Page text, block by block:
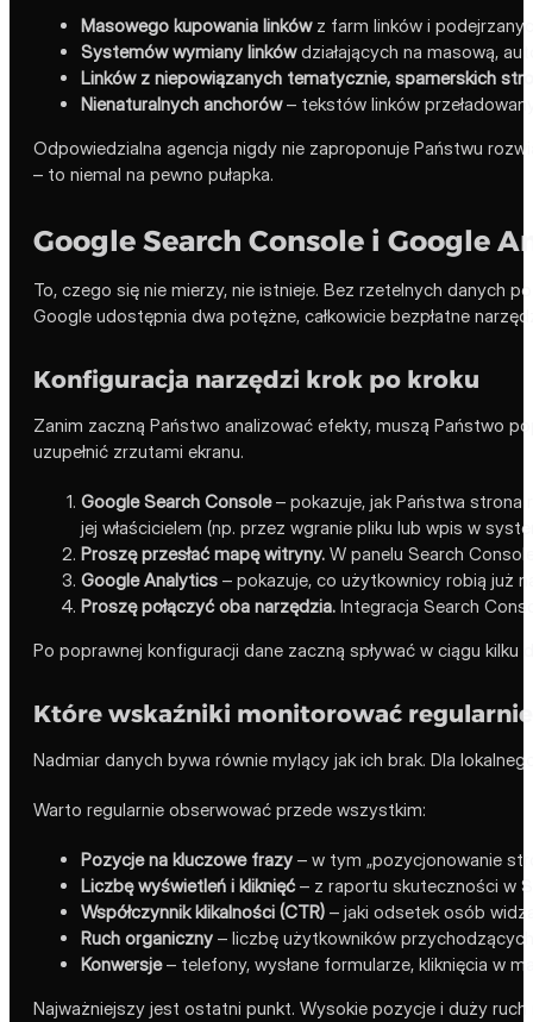
Masowego kupowania linkówz farm linków i
Systemów wymiany linkówdziałających na masową,
Linków z niepowiązanych tematycznie, spamerskich
Nienaturalnych anchorów– tekstów linków
Odpowiedzialna agencja nigdy nie zaproponuje Państwu
– to niemal na pewno pułapka.
Google Search Console i Google
To, czego się nie mierzy, nie istnieje. Bez rzetelnych danych
Google udostępnia dwa potężne, całkowicie bezpłatne
Konfiguracja narzędzi krok po kroku
Zanim zaczną Państwo analizować efekty, muszą Państwo
uzupełnić zrzutami ekranu.
Google Search Console– pokazuje, jak Państwa strona
jej właścicielem (np. przez wgranie pliku lub wpis w
Proszę przesłać mapę witryny. W panelu Search
Google Analytics – pokazuje, co użytkownicy robią już
Proszę połączyć oba narzędzia. Integracja Search
Po poprawnej konfiguracji dane zaczną spływać w ciągu
Które wskaźniki monitorować regularnie
Nadmiar danych bywa równie mylący jak ich brak. Dla
Warto regularnie obserwować przede wszystkim:
Pozycje na kluczowe frazy – w tym „pozycjonowanie
Liczbę wyświetleń i kliknięć– z raportu skuteczności w
Współczynnik klikalności (CTR) – jaki odsetek osób
Ruch organiczny – liczbę użytkowników
Konwersje– telefony, wysłane formularze, kliknięcia w
Najważniejszy jest ostatni punkt. Wysokie pozycje i duży